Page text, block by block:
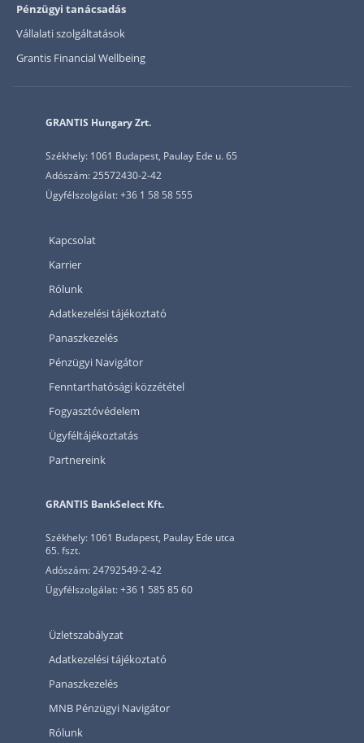
Pénzügyi tanácsadás
Vállalati szolgáltatások
Grantis Financial Wellbeing
GRANTIS Hungary Zrt.
Székhely: 1061 Budapest, Paulay Ede u. 65
Adószám: 25572430-2-42
Ügyfélszolgálat: +36 1 58 58 555
Kapcsolat
Karrier
Rólunk
Adatkezelési tájékoztató
Panaszkezelés
Pénzügyi Navigátor
Fenntarthatósági közzététel
Fogyasztóvédelem
Ügyféltájékoztatás
Partnereink
GRANTIS BankSelect Kft.
Székhely: 1061 Budapest, Paulay Ede utca
65. fszt.
Adószám: 24792549-2-42
Ügyfélszolgálat: +36 1 585 85 60
Üzletszabályzat
Adatkezelési tájékoztató
Panaszkezelés
MNB Pénzügyi Navigátor
Rólunk